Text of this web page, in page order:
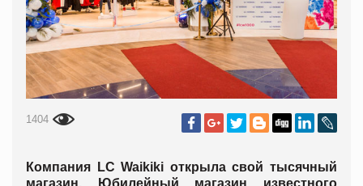
1404
Компания LC Waikiki открыла свой тысячный
магазин. Юбилейный магазин известного